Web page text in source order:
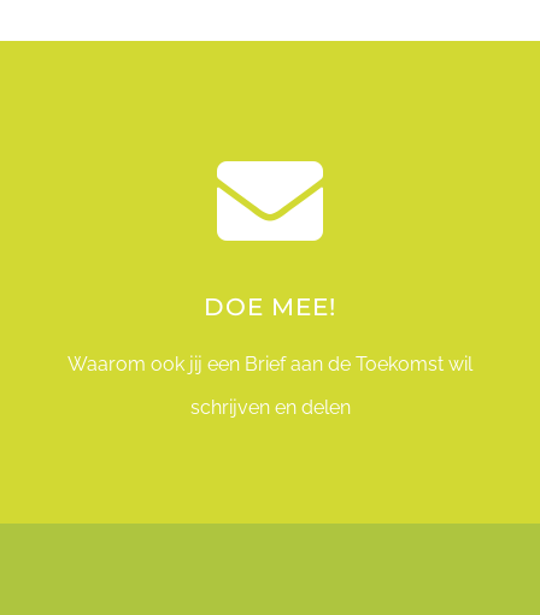
DOE MEE!
Waarom ook jij een Brief aan de Toekomst wil
schrijven en delen